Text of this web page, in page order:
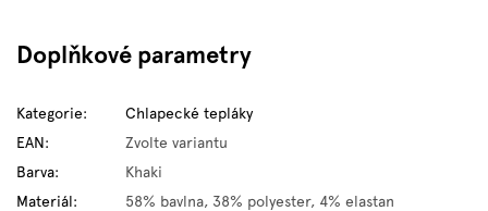
Doplňkové parametry
Kategorie:
Chlapecké tepláky
EAN:
Zvolte variantu
Barva:
Khaki
Materiál:
58% bavlna, 38% polyester, 4% elastan